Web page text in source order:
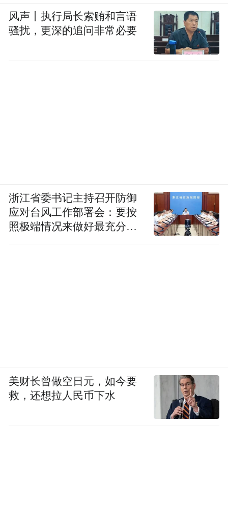
风声丨执行局长索贿和言语
骚扰，更深的追问非常必要
浙江省委书记主持召开防御
应对台风工作部署会：要按
照极端情况来做好最充分的
美财长曾做空日元，如今要
救，还想拉人民币下水